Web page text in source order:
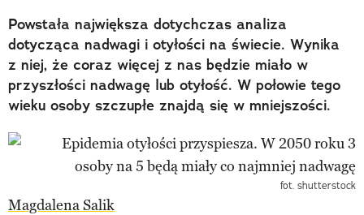
Powstała największa dotychczas analiza
dotycząca nadwagi i otyłości na świecie. Wynika
z niej, że coraz więcej z nas będzie miało w
przyszłości nadwagę lub otyłość. W połowie tego
wieku osoby szczupłe znajdą się w mniejszości.
fot. shutterstock
Magdalena Salik